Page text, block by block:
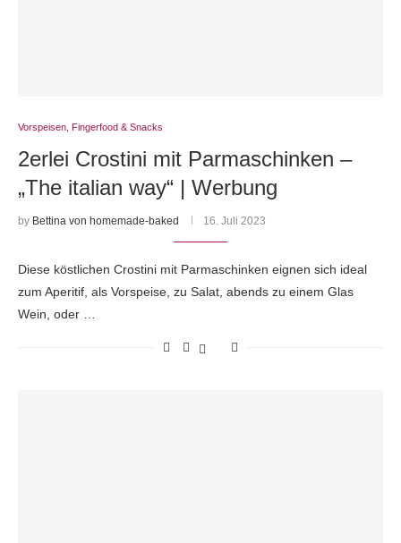
Vorspeisen, Fingerfood & Snacks
2erlei Crostini mit Parmaschinken –
„The italian way“ | Werbung
by Bettina von homemade-baked 16. Juli 2023
Diese köstlichen Crostini mit Parmaschinken eignen sich ideal
zum Aperitif, als Vorspeise, zu Salat, abends zu einem Glas
Wein, oder …